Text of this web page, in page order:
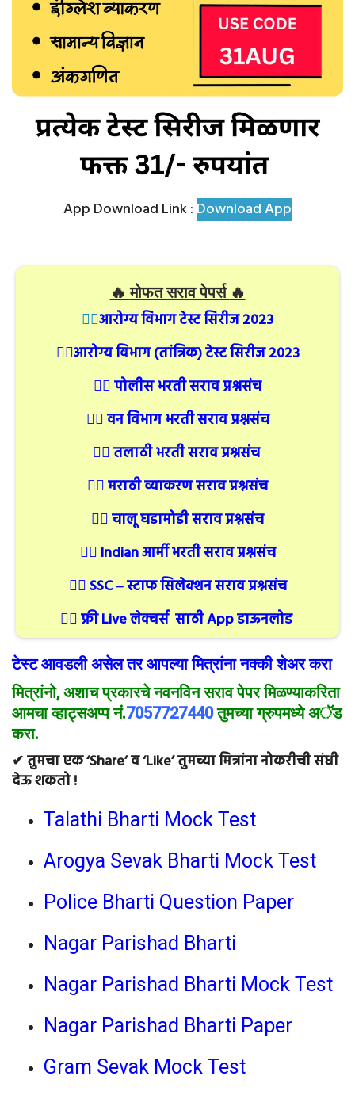
App Download Link : Download App
🔥मोफत सराव पेपर्स 🔥
👉🏻आरोग्य विभाग टेस्ट सिरीज २०२३
👉🏻आरोग्य विभाग (तांत्रिक) टेस्ट सिरीज २०२३
👉🏻पोलीस भरती सराव प्रश्नसंच
👉🏻वन विभाग भरती सराव प्रश्नसंच
👉🏻तलाठी भरती सराव प्रश्नसंच
👉🏻मराठी व्याकरण सराव प्रश्नसंच
👉🏻चालू घडामोडी सराव प्रश्नसंच
👉🏻 Indian आर्मी भरती सराव प्रश्नसंच
👉🏻 SSC – स्टाफ सिलेक्शन सराव प्रश्नसंच
👉🏻फ्री Live लेक्चर्स साठी App डाऊनलोड
टेस्ट आवडली असेल तर आपल्या मित्रांना नक्की शेअर करा
मित्रांनो, अशाच प्रकारचेनवनविन सराव पेपर मिळण्याकरिता
आमचा व्हाट्सअप्प नं.7057727440तुमच्या ग्रुपमध्ये अॅड
करा.
✔ तुमचा एक ‘Share’ व ‘Like’ तुमच्या मित्रांना नोकरीची संधी
देऊ शकतो !
Talathi Bharti Mock Test
Arogya Sevak Bharti Mock Test
Police Bharti Question Paper
Nagar Parishad Bharti
Nagar Parishad Bharti Mock Test
Nagar Parishad Bharti Paper
Gram Sevak Mock Test